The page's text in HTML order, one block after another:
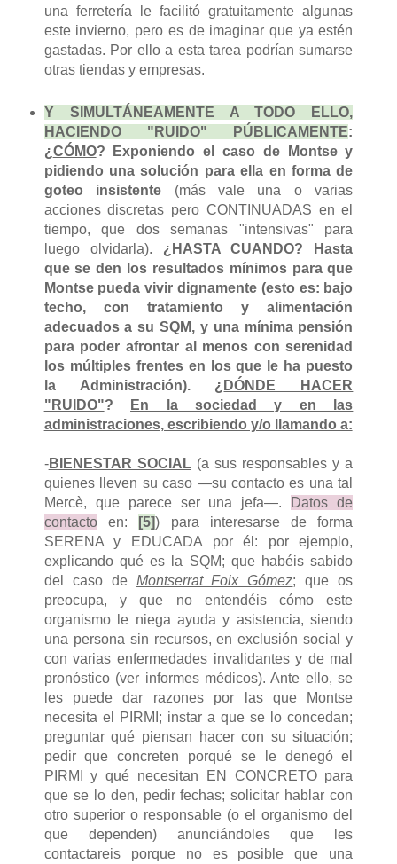
una ferretería le facilitó gratuitamente algunas
este invierno, pero es de imaginar que ya estén
gastadas. Por ello a esta tarea podrían sumarse
otras tiendas y empresas.
Y SIMULTÁNEAMENTE A TODO ELLO,
HACIENDO "RUIDO" PÚBLICAMENTE:
¿CÓMO? Exponiendo el caso de Montse y
pidiendo una solución para ella en forma de
goteo insistente (más vale una o varias
acciones discretas pero CONTINUADAS en el
tiempo, que dos semanas "intensivas" para
luego olvidarla). ¿ HASTA CUANDO? Hasta
que se den los resultados mínimos para que
Montse pueda vivir dignamente (esto es: bajo
techo, con tratamiento y alimentación
adecuados a su SQM, y una mínima pensión
para poder afrontar al menos con serenidad
los múltiples frentes en los que le ha puesto
la Administración). ¿ DÓNDE HACER
"RUIDO"?
En la sociedad y en las
administraciones, escribiendo y/o llamando a:
-BIENESTAR SOCIAL(a sus responsables y a
quienes lleven su caso —su contacto es una tal
Mercè, que parece ser una jefa—. Datos de
contactoen: [5]) para interesarse de forma
SERENA y EDUCADA por él: por ejemplo,
explicando qué es la SQM; que habéis sabido
del caso de Montserrat Foix Gómez; que os
preocupa, y que no entendéis cómo este
organismo le niega ayuda y asistencia, siendo
una persona sin recursos, en exclusión social y
con varias enfermedades invalidantes y de mal
pronóstico (ver informes médicos). Ante ello, se
les puede dar razones por las que Montse
necesita el PIRMI; instar a que se lo concedan;
preguntar qué piensan hacer con su situación;
pedir que concreten porqué se le denegó el
PIRMI y qué necesitan EN CONCRETO para
que se lo den, pedir fechas; solicitar hablar con
otro superior o responsable (o el organismo del
que dependen) anunciándoles que les
contactareis porque no es posible que una